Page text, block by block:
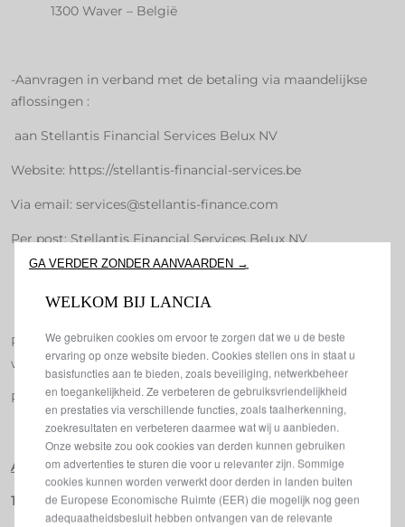
1300 Waver – België
-Aanvragen in verband met de betaling via maandelijkse
aflossingen :
aan Stellantis Financial Services Belux NV
Website: https://stellantis-financial-services.be
Via email: services@stellantis-finance.com
Per post: Stellantis Financial Services Belux NV
Bourgetlaan 20 - bus 1
1130 Brussel – België
Per telefoon: + 32 (0)2 370 77 11 - zie de uurroosters op de
website
Per chat: rechtstreeks op de site
ARTIKEL – 1.5 PRIJS EN BETALINGSMODALITEITEN
1.5.1 Prijs
GA VERDER ZONDER AANVAARDEN →
WELKOM BIJ LANCIA
We gebruiken cookies om ervoor te zorgen dat we u de beste
ervaring op onze website bieden. Cookies stellen ons in staat u
basisfuncties aan te bieden, zoals beveiliging, netwerkbeheer
en toegankelijkheid. Ze verbeteren de gebruiksvriendelijkheid
en prestaties via verschillende functies, zoals taalherkenning,
zoekresultaten en verbeteren daarmee wat wij u aanbieden.
Onze website zou ook cookies van derden kunnen gebruiken
om advertenties te sturen die voor u relevanter zijn. Sommige
cookies kunnen worden verwerkt door derden in landen buiten
de Europese Economische Ruimte (EER) die mogelijk nog geen
adequaatheidsbesluit hebben ontvangen van de relevante